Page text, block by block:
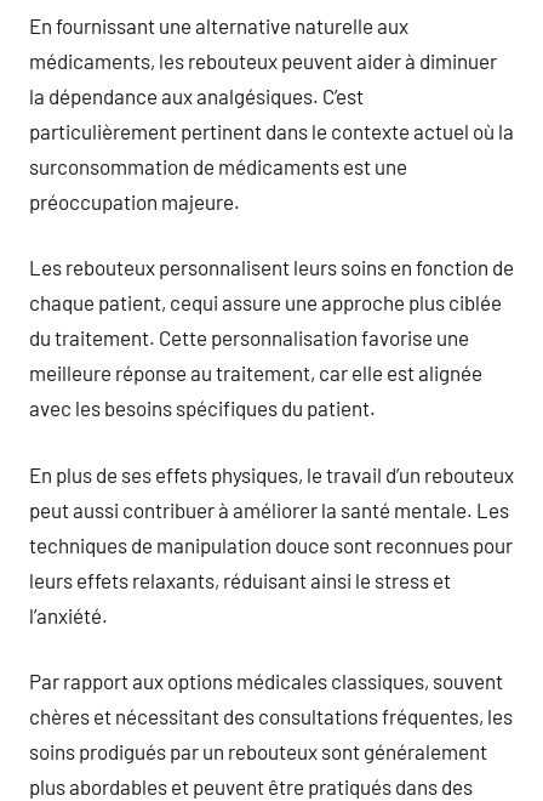
En fournissant une alternative naturelle aux
médicaments, les rebouteux peuvent aider à diminuer
la dépendance aux analgésiques. C’est
particulièrement pertinent dans le contexte actuel où la
surconsommation de médicaments est une
préoccupation majeure.
Les rebouteux personnalisent leurs soins en fonction de
chaque patient, cequi assure une approche plus ciblée
du traitement. Cette personnalisation favorise une
meilleure réponse au traitement, car elle est alignée
avec les besoins spécifiques du patient.
En plus de ses effets physiques, le travail d’un rebouteux
peut aussi contribuer à améliorer la santé mentale. Les
techniques de manipulation douce sont reconnues pour
leurs effets relaxants, réduisant ainsi le stress et
l’anxiété.
Par rapport aux options médicales classiques, souvent
chères et nécessitant des consultations fréquentes, les
soins prodigués par un rebouteux sont généralement
plus abordables et peuvent être pratiqués dans des